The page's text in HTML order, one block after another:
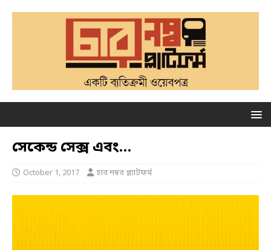
সেকেন্ড সেক্স এবং…
October 1, 2017 চার নম্বর প্ল্যাটফর্ম